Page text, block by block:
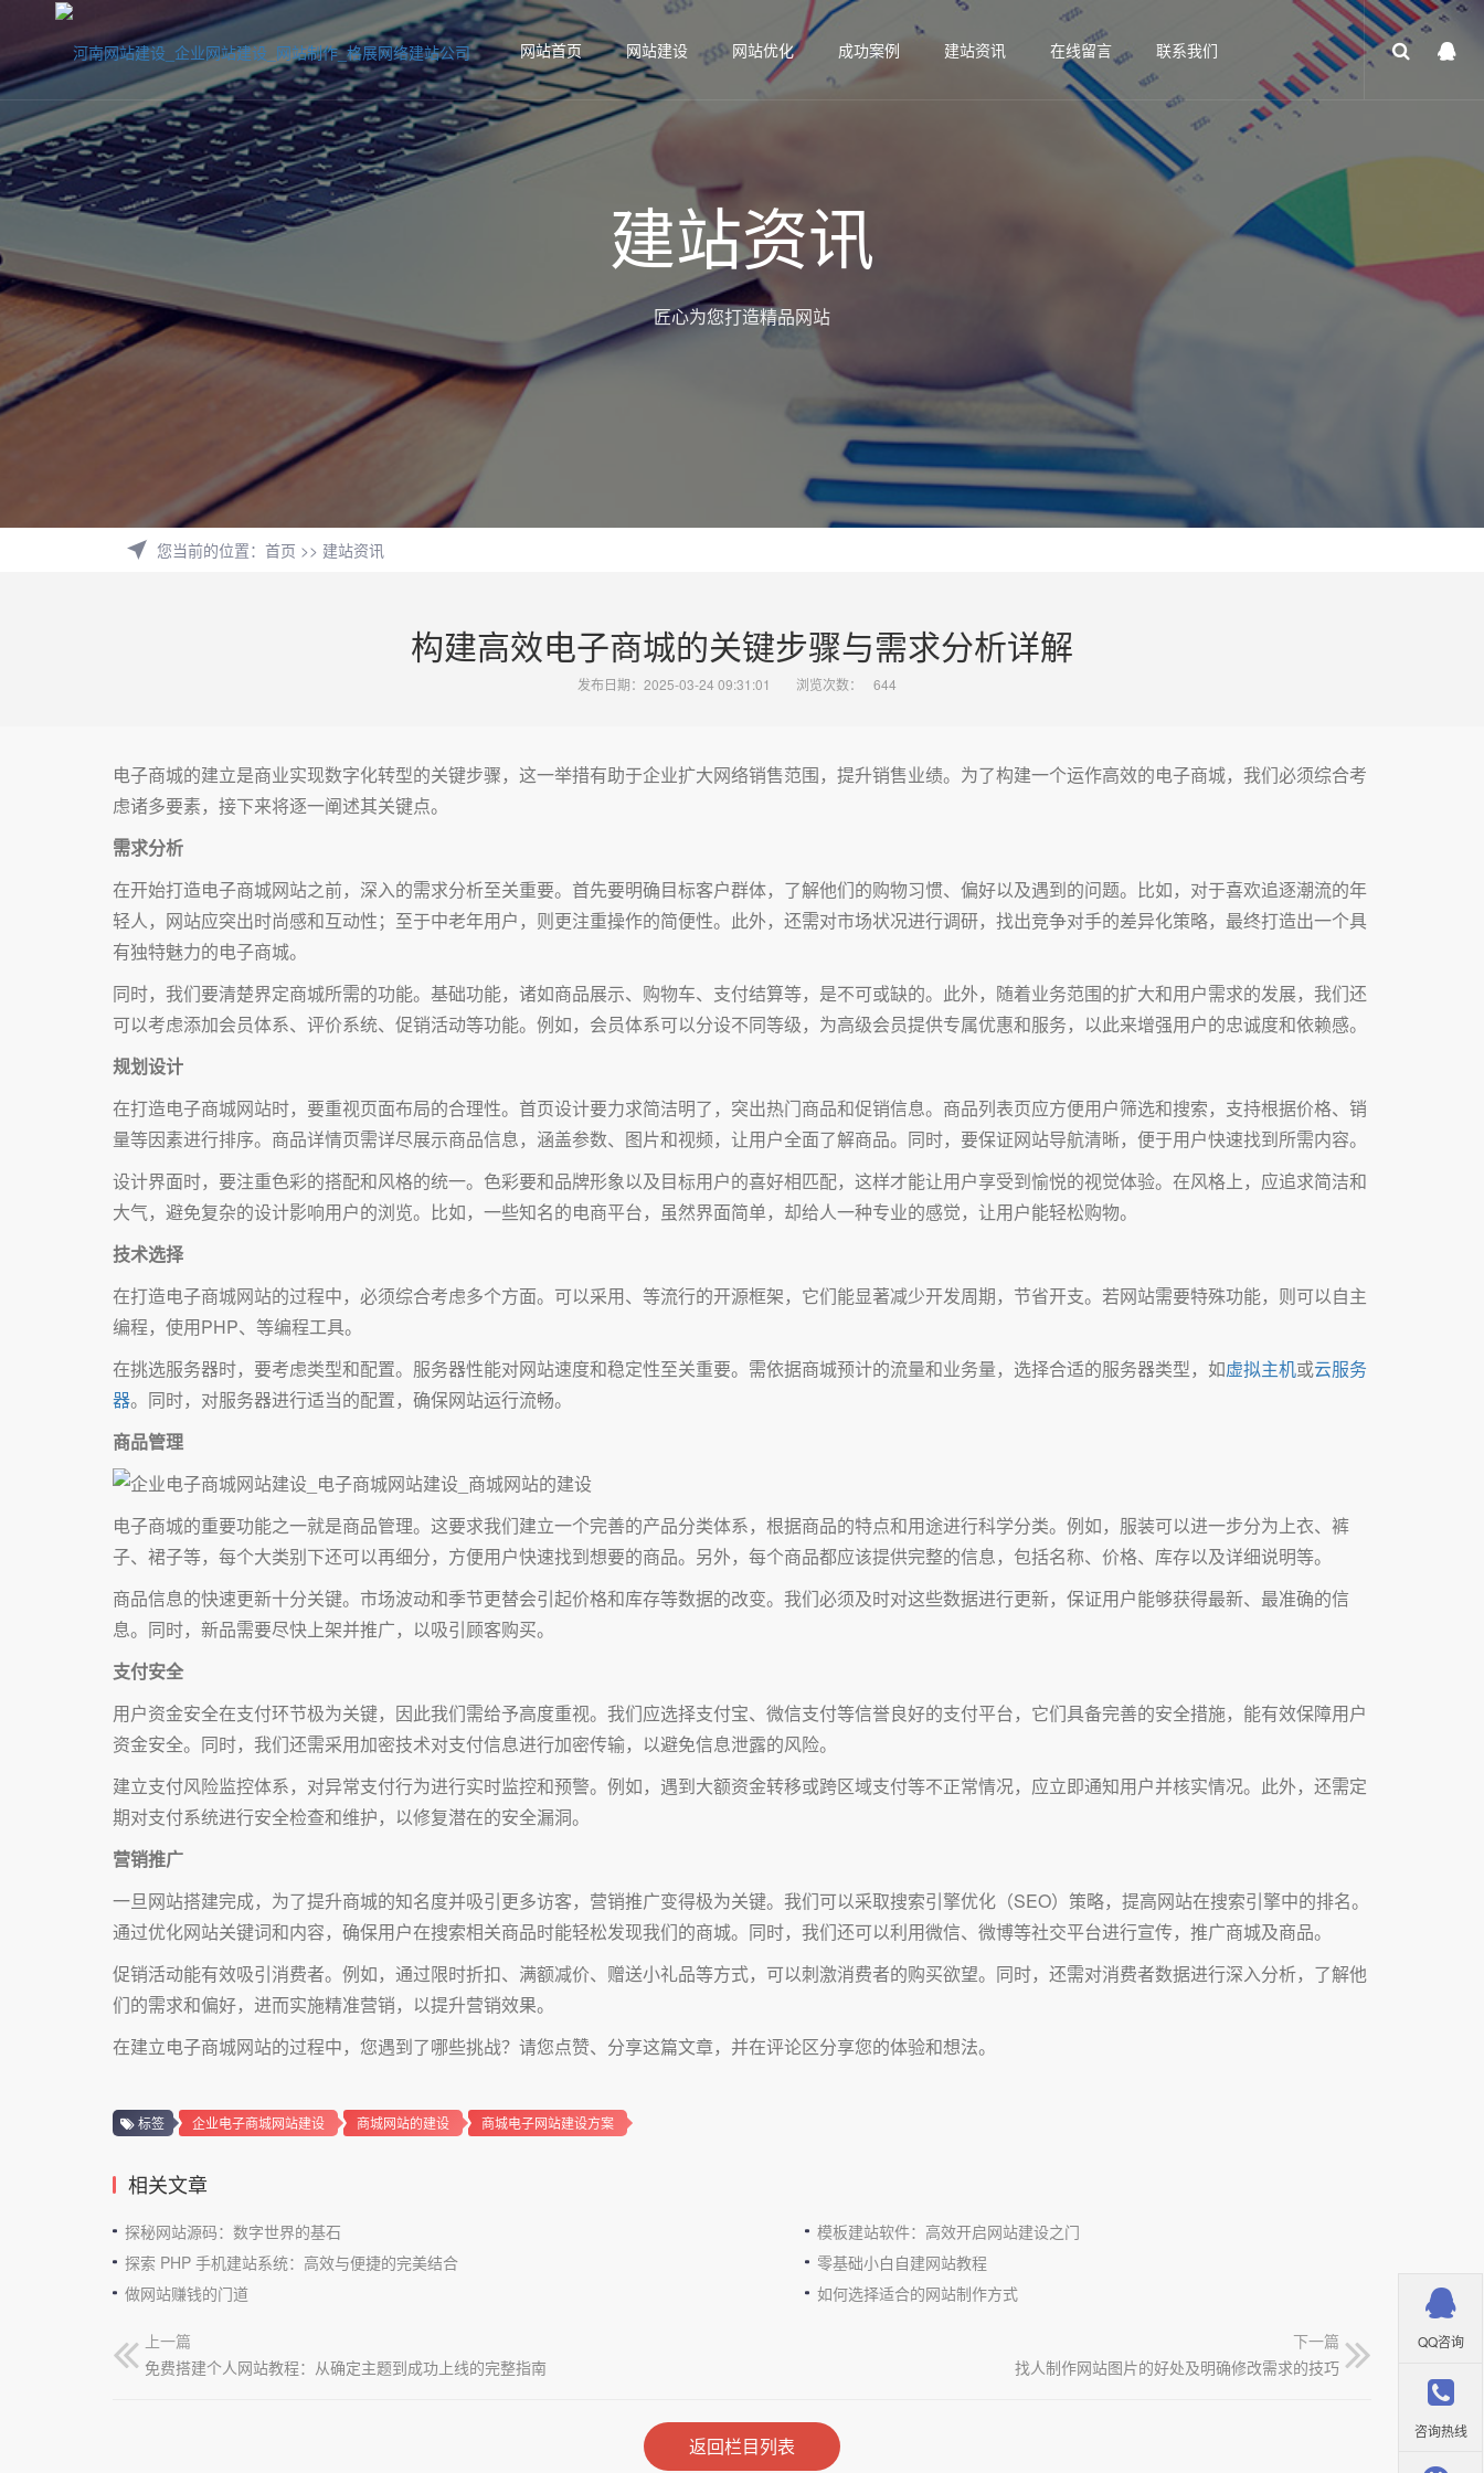
网站首页 网站建设 网站优化 成功案例 建站资讯 在线留言 联系我们
建站资讯
匠心为您打造精品网站
您当前的位置： 首页 >> 建站资讯
构建高效电子商城的关键步骤与需求分析详解
发布日期：2025-03-24 09:31:01 浏览次数： 644
电子商城的建立是商业实现数字化转型的关键步骤，这一举措有助于企业扩大网络销售范围，提升销售业绩。为了构建一个运作高效的电子商城，我们必须综合考
虑诸多要素，接下来将逐一阐述其关键点。
需求分析
在开始打造电子商城网站之前，深入的需求分析至关重要。首先要明确目标客户群体，了解他们的购物习惯、偏好以及遇到的问题。比如，对于喜欢追逐潮流的年
轻人，网站应突出时尚感和互动性；至于中老年用户，则更注重操作的简便性。此外，还需对市场状况进行调研，找出竞争对手的差异化策略，最终打造出一个具
有独特魅力的电子商城。
同时，我们要清楚界定商城所需的功能。基础功能，诸如商品展示、购物车、支付结算等，是不可或缺的。此外，随着业务范围的扩大和用户需求的发展，我们还
可以考虑添加会员体系、评价系统、促销活动等功能。例如，会员体系可以分设不同等级，为高级会员提供专属优惠和服务，以此来增强用户的忠诚度和依赖感。
规划设计
在打造电子商城网站时，要重视页面布局的合理性。首页设计要力求简洁明了，突出热门商品和促销信息。商品列表页应方便用户筛选和搜索，支持根据价格、销
量等因素进行排序。商品详情页需详尽展示商品信息，涵盖参数、图片和视频，让用户全面了解商品。同时，要保证网站导航清晰，便于用户快速找到所需内容。
设计界面时，要注重色彩的搭配和风格的统一。色彩要和品牌形象以及目标用户的喜好相匹配，这样才能让用户享受到愉悦的视觉体验。在风格上，应追求简洁和
大气，避免复杂的设计影响用户的浏览。比如，一些知名的电商平台，虽然界面简单，却给人一种专业的感觉，让用户能轻松购物。
技术选择
在打造电子商城网站的过程中，必须综合考虑多个方面。可以采用、等流行的开源框架，它们能显著减少开发周期，节省开支。若网站需要特殊功能，则可以自主
编程，使用PHP、等编程工具。
在挑选服务器时，要考虑类型和配置。服务器性能对网站速度和稳定性至关重要。需依据商城预计的流量和业务量，选择合适的服务器类型，如虚拟主机或云服务
器。同时，对服务器进行适当的配置，确保网站运行流畅。
商品管理
电子商城的重要功能之一就是商品管理。这要求我们建立一个完善的产品分类体系，根据商品的特点和用途进行科学分类。例如，服装可以进一步分为上衣、裤
子、裙子等，每个大类别下还可以再细分，方便用户快速找到想要的商品。另外，每个商品都应该提供完整的信息，包括名称、价格、库存以及详细说明等。
商品信息的快速更新十分关键。市场波动和季节更替会引起价格和库存等数据的改变。我们必须及时对这些数据进行更新，保证用户能够获得最新、最准确的信
息。同时，新品需要尽快上架并推广，以吸引顾客购买。
支付安全
用户资金安全在支付环节极为关键，因此我们需给予高度重视。我们应选择支付宝、微信支付等信誉良好的支付平台，它们具备完善的安全措施，能有效保障用户
资金安全。同时，我们还需采用加密技术对支付信息进行加密传输，以避免信息泄露的风险。
建立支付风险监控体系，对异常支付行为进行实时监控和预警。例如，遇到大额资金转移或跨区域支付等不正常情况，应立即通知用户并核实情况。此外，还需定
期对支付系统进行安全检查和维护，以修复潜在的安全漏洞。
营销推广
一旦网站搭建完成，为了提升商城的知名度并吸引更多访客，营销推广变得极为关键。我们可以采取搜索引擎优化（SEO）策略，提高网站在搜索引擎中的排名。
通过优化网站关键词和内容，确保用户在搜索相关商品时能轻松发现我们的商城。同时，我们还可以利用微信、微博等社交平台进行宣传，推广商城及商品。
促销活动能有效吸引消费者。例如，通过限时折扣、满额减价、赠送小礼品等方式，可以刺激消费者的购买欲望。同时，还需对消费者数据进行深入分析，了解他
们的需求和偏好，进而实施精准营销，以提升营销效果。
在建立电子商城网站的过程中，您遇到了哪些挑战？请您点赞、分享这篇文章，并在评论区分享您的体验和想法。
标签 企业电子商城网站建设 商城网站的建设 商城电子网站建设方案
相关文章
探秘网站源码：数字世界的基石
模板建站软件：高效开启网站建设之门
探索 PHP 手机建站系统：高效与便捷的完美结合
零基础小白自建网站教程
做网站赚钱的门道
如何选择适合的网站制作方式
上一篇
免费搭建个人网站教程：从确定主题到成功上线的完整指南
下一篇
找人制作网站图片的好处及明确修改需求的技巧
返回栏目列表
QQ咨询
咨询热线